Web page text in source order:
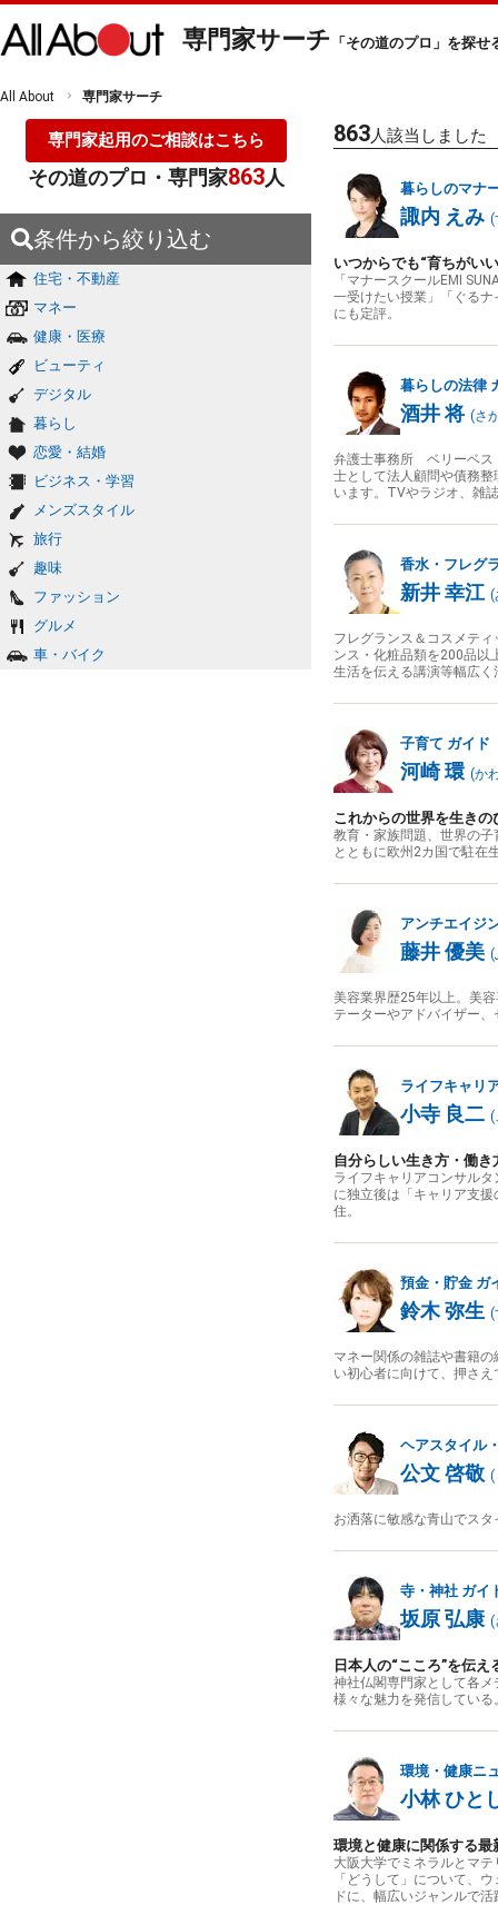
専門家サーチ 「その道のプロ」を探せ
All About 専門家サーチ
専門家起用のご相談はこちら
その道のプロ・専門家863人
条件から絞り込む
住宅・不動産
マネー
健康・医療
ビューティ
デジタル
暮らし
恋愛・結婚
ビジネス・学習
メンズスタイル
旅行
趣味
ファッション
グルメ
車・バイク
863人該当しました
暮らしのマナ
諏内 えみ (
いつからでも“育ちがい
「マナースクールEMI
一受けたい授業」「ぐる
にも定評。
暮らしの法律
酒井 将 (さ
弁護士事務所 ベリーベス
士として法人顧問や債務
います。TVやラジオ、雑
香水・フレグ
新井 幸江 (
フレグランス＆コスメテ
ンス・化粧品類を200品以
生活を伝える講演等幅広く
子育て ガイド
河崎 環 (か
これからの世界を生き
教育・家族問題、世界の
とともに欧州2カ国で駐在
アンチエイジ
藤井 優美 (
美容業界歴25年以上。美
テーターやアドバイザー
ライフキャリ
小寺 良二 (
自分らしい生き方・働
ライフキャリアコンサル
に独立後は「キャリア支
住。
預金・貯金 ガ
鈴木 弥生 (
マネー関係の雑誌や書籍
い初心者に向けて、押さ
ヘアスタイル
公文 啓敬 (
お洒落に敏感な青山でス
寺・神社 ガイ
坂原 弘康 (
日本人の“こころ”を伝
神社仏閣専門家として各メ
様々な魅力を発信している
環境・健康ニ
小林 ひと
環境と健康に関係する
大阪大学でミネラルとマ
「どうして」について、
ドに、幅広いジャンルで活